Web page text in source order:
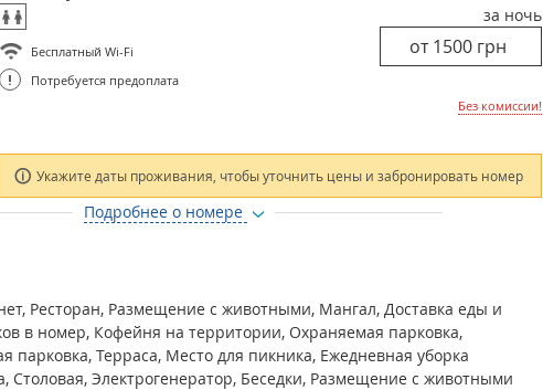
Бесплатный Wi-Fi
! Потребуется предоплата
за ночь
Без комиссии!
Укажите даты проживания, чтобы уточнить цены и забронировать номер
Подробнее о номере
Ресторан, Размещение с животными, Мангал, Доставка еды и
в номер, Кофейня на территории, Охраняемая парковка,
парковка, Терраса, Место для пикника, Ежедневная уборка
Столовая, Электрогенератор, Беседки, Размещение с животными